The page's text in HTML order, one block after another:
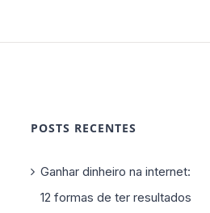
POSTS RECENTES
Ganhar dinheiro na internet:
12 formas de ter resultados